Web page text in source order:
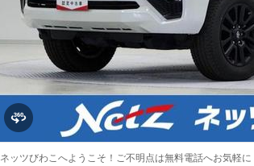
ネッツびわこへようこそ！ご不明点は無料電話へお気軽